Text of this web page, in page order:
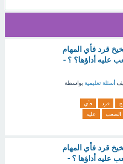
قرد فأي المهام
عليه أداؤها؟ ؟ -
أسئلة تعليمية بواسطة
قرد
فأي
الصعب
عليه
قرد فأي المهام
عليه أداؤها ؟ -